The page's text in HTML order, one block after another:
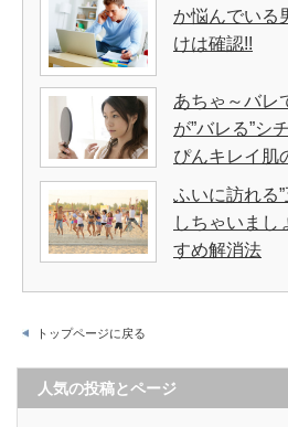
か悩んでいる
けは確認!!
あちゃ～バレ
が”バレる”シ
ぴんキレイ肌
ふいに訪れる
しちゃいまし
すめ解消法
トップページに戻る
人気の投稿とページ